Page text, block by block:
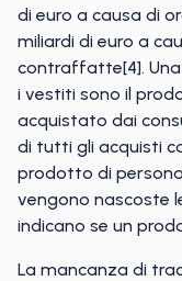
di euro a causa di
miliardi di euro a
contraffatte[4]. Una
i vestiti sono il
acquistato dai
di tutti gli acquisti
prodotto di
vengono nascoste
indicano se un
La mancanza di